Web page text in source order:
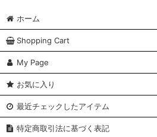
ホーム
Shopping Cart
My Page
お気に入り
最近チェックしたアイテム
特定商取引法に基づく表記